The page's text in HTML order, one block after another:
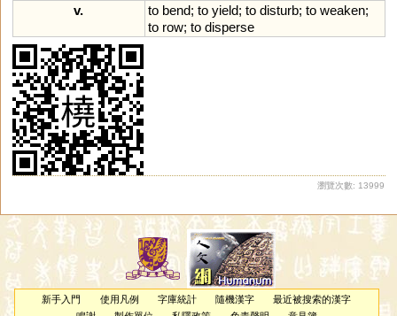
v.
to bend; to yield; to disturb; to weaken;
to row; to disperse
瀏覽次數: 13999
新手入門 使用凡例 字庫統計 隨機漢字
最近被搜索的漢字